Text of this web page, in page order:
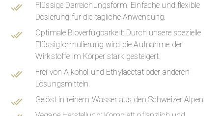
Flüssige Darreichungsform: Einfache und flexible
Dosierung für die tägliche Anwendung.
Optimale Bioverfügbarkeit: Durch unsere spezielle
Flüssigformulierung wird die Aufnahme der
Wirkstoffe im Körper stark gesteigert.
Frei von Alkohol und Ethylacetat oder anderen
Lösungsmitteln.
Gelöst in reinem Wasser aus den Schweizer Alpen.